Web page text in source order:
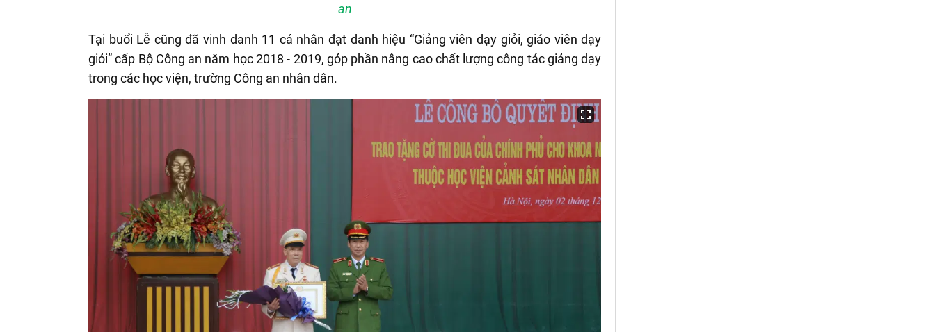
an
Tại buổi Lễ cũng đã vinh danh 11 cá nhân đạt danh hiệu “Giảng viên dạy giỏi, giáo viên dạy
giỏi” cấp Bộ Công an năm học 2018 - 2019, góp phần nâng cao chất lượng công tác giảng dạy
trong các học viện, trường Công an nhân dân.